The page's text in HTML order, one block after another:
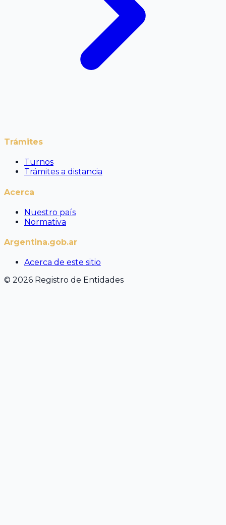
Trámites
Turnos
Trámites a distancia
Acerca
Nuestro país
Normativa
Argentina.gob.ar
Acerca de este sitio
© 2026 Registro de Entidades